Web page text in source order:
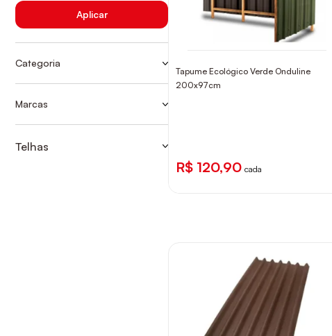
Aplicar
Categoria
Marcas
Telhas
Tapume Ecológico Verde Onduline
200x97cm
R$ 120,90 cada